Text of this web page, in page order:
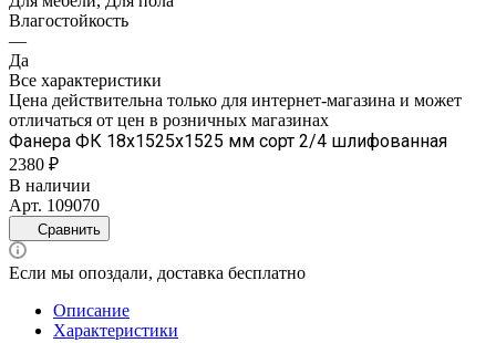
Влагостойкость
—
Да
Все характеристики
Цена действительна только для интернет-магазина и может
отличаться от цен в розничных магазинах
Фанера ФК 18х1525х1525 мм сорт 2/4 шлифованная
2380 ₽
В наличии
Арт. 109070
Сравнить
Если мы опоздали, доставка бесплатно
Описание
Характеристики